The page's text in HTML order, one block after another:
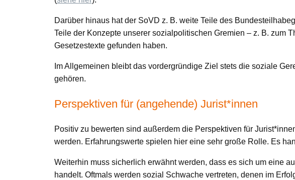
Darüber hinaus hat der SoVD z. B. weite Teile des
Teile der Konzepte unserer sozialpolitischen Gremien – z. B. zum
Gesetzestexte gefunden haben.
Im Allgemeinen bleibt das vordergründige Ziel stets die soziale
gehören.
Perspektiven für (angehende) Jurist*innen
Positiv zu bewerten sind außerdem die Perspektiven für
werden. Erfahrungswerte spielen hier eine sehr große Rolle. Es
Weiterhin muss sicherlich erwähnt werden, dass es sich um eine
handelt. Oftmals werden sozial Schwache vertreten, denen im